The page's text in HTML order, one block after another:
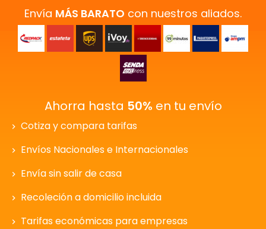
Envía MÁS BARATO con nuestros aliados.
Ahorra hasta 50% en tu envío
Cotiza y compara tarifas
Envíos Nacionales e Internacionales
Envía sin salir de casa
Recoleción a domicilio incluida
Tarifas económicas para empresas